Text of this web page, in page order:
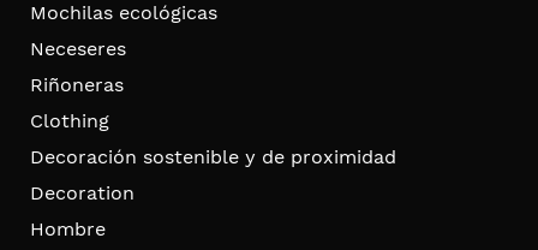
Mochilas ecológicas
Neceseres
Riñoneras
Clothing
Decoración sostenible y de proximidad
Decoration
Hombre